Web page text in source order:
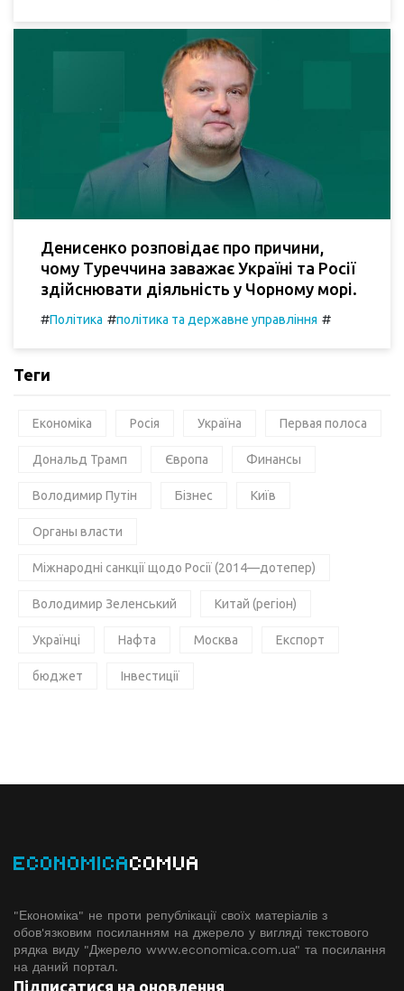
Денисенко розповідає про причини,
чому Туреччина заважає Україні та Росії
здійснювати діяльність у Чорному морі.
#Політика #політика та державне управління #
Теги
Економіка Росія Україна Первая полоса
Дональд Трамп Європа Финансы
Володимир Путін Бізнес Київ
Органы власти
Міжнародні санкції щодо Росії (2014—дотепер)
Володимир Зеленський Китай (регіон)
Українці Нафта Москва Експорт
бюджет Інвестиції
ECONOMICACOMUA
"Економіка" не проти републікації своїх матеріалів з
обов'язковим посиланням на джерело у вигляді текстового
рядка виду "Джерело www.economiсa.com.ua" та посилання
на даний портал.
Підписатися на оновлення